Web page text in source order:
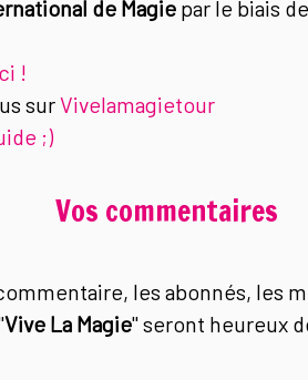
de Magiepar le biais
!
surVivelamagietour
;)
Vos commentaires
les abonnés, les
Vive La Magie" seront heureux